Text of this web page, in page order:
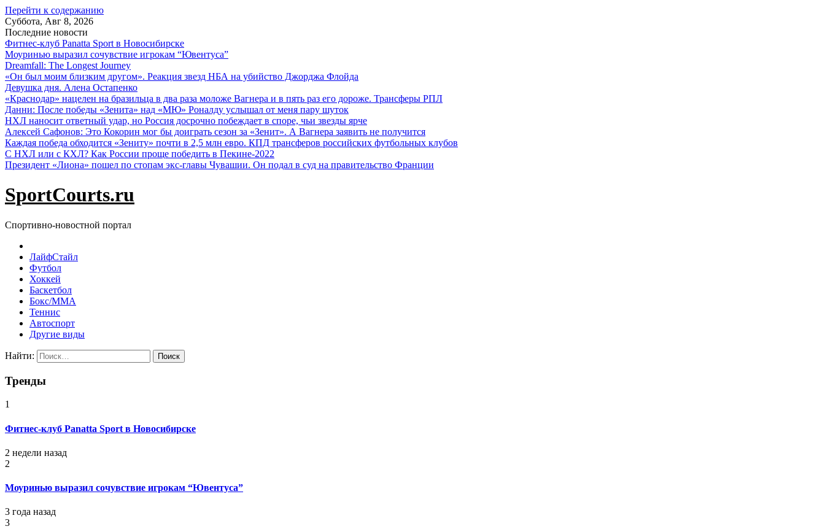
Перейти к содержанию
Суббота, Авг 8, 2026
Последние новости
Фитнес-клуб Panatta Sport в Новосибирске
Моуринью выразил сочувствие игрокам “Ювентуса”
Dreamfall: The Longest Journey
«Он был моим близким другом». Реакция звезд НБА на убийство Джорджа Флойда
Девушка дня. Алена Остапенко
«Краснодар» нацелен на бразильца в два раза моложе Вагнера и в пять раз его дороже. Трансферы РПЛ
Данни: После победы «Зенита» над «МЮ» Роналду услышал от меня пару шуток
НХЛ наносит ответный удар, но Россия досрочно побеждает в споре, чьи звезды ярче
Алексей Сафонов: Это Кокорин мог бы доиграть сезон за «Зенит». А Вагнера заявить не получится
Каждая победа обходится «Зениту» почти в 2,5 млн евро. КПД трансферов российских футбольных клубов
С НХЛ или с КХЛ? Как России проще победить в Пекине-2022
Президент «Лиона» пошел по стопам экс-главы Чувашии. Он подал в суд на правительство Франции
SportCourts.ru
Спортивно-новостной портал
ЛайфСтайл
Футбол
Хоккей
Баскетбол
Бокс/MMA
Теннис
Автоспорт
Другие виды
Найти:
Тренды
1
Фитнес-клуб Panatta Sport в Новосибирске
2 недели назад
2
Моуринью выразил сочувствие игрокам “Ювентуса”
3 года назад
3